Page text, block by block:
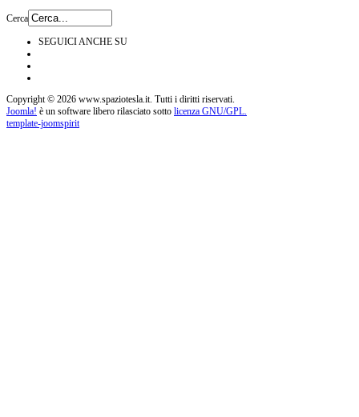
Cerca
SEGUICI ANCHE SU
Copyright © 2026 www.spaziotesla.it. Tutti i diritti riservati.
Joomla! è un software libero rilasciato sotto licenza GNU/GPL.
template-joomspirit